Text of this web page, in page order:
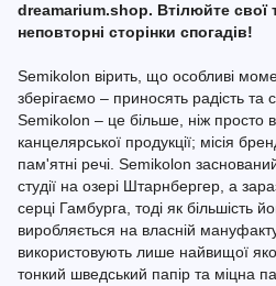
dreamarium.shop. Втілюйте свої
неповторні сторінки спогадів!
Semikolon вірить, що особливі
зберігаємо – приносять радість
Semikolon – це більше, ніж просто
канцелярської продукції; місія
пам'ятні речі. Semikolon
студії на озері Штарнбергер, а
серці Гамбурга, тоді як більшість
виробляється на власній
використовують лише найвищої
тонкий шведський папір та міцна